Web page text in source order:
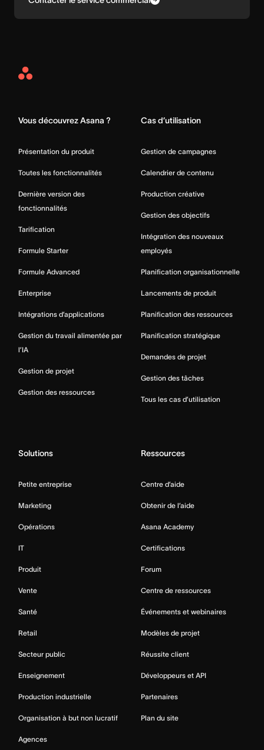
Asana
Vous découvrez Asana ?
Présentation du produit
Toutes les fonctionnalités
Dernière version des
fonctionnalités
Tarification
Formule Starter
Formule Advanced
Enterprise
Intégrations d’applications
Gestion du travail alimentée par
l’IA
Gestion de projet
Gestion des ressources
Cas d’utilisation
Gestion de campagnes
Calendrier de contenu
Production créative
Gestion des objectifs
Intégration des nouveaux
employés
Planification organisationnelle
Lancements de produit
Planification des ressources
Planification stratégique
Demandes de projet
Gestion des tâches
Tous les cas d’utilisation
Solutions
Petite entreprise
Marketing
Opérations
IT
Produit
Vente
Santé
Retail
Secteur public
Enseignement
Production industrielle
Organisation à but non lucratif
Agences
Ressources
Centre d’aide
Obtenir de l’aide
Asana Academy
Certifications
Forum
Centre de ressources
Événements et webinaires
Modèles de projet
Réussite client
Développeurs et API
Partenaires
Plan du site